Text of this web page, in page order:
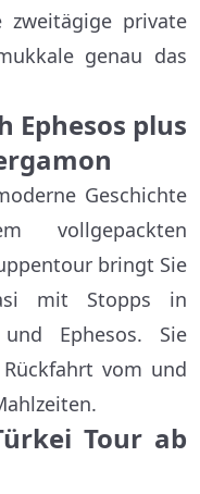
private
genau das
Ephesos plus
Geschichte
vollgepackten
bringt Sie
mit Stopps in
Ephesos. Sie
vom und
Tour ab